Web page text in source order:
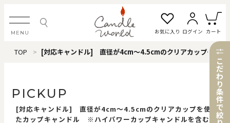
MENU お気に入り ログイン カート
ログイン・新規会員登録
お気に入り一覧 カートを見る
TOP [対応キャンドル] 直径が4cm～4.5cmのクリアカップを使ったカップキャンドル ※ハイパワーカップキャンドルを含む
PICKUP
[対応キャンドル] 直径が4cm～4.5cmのクリアカップを使っ
たカップキャンドル ※ハイパワーカップキャンドルを含む
こ
だ
わ
り
条
件
で
絞